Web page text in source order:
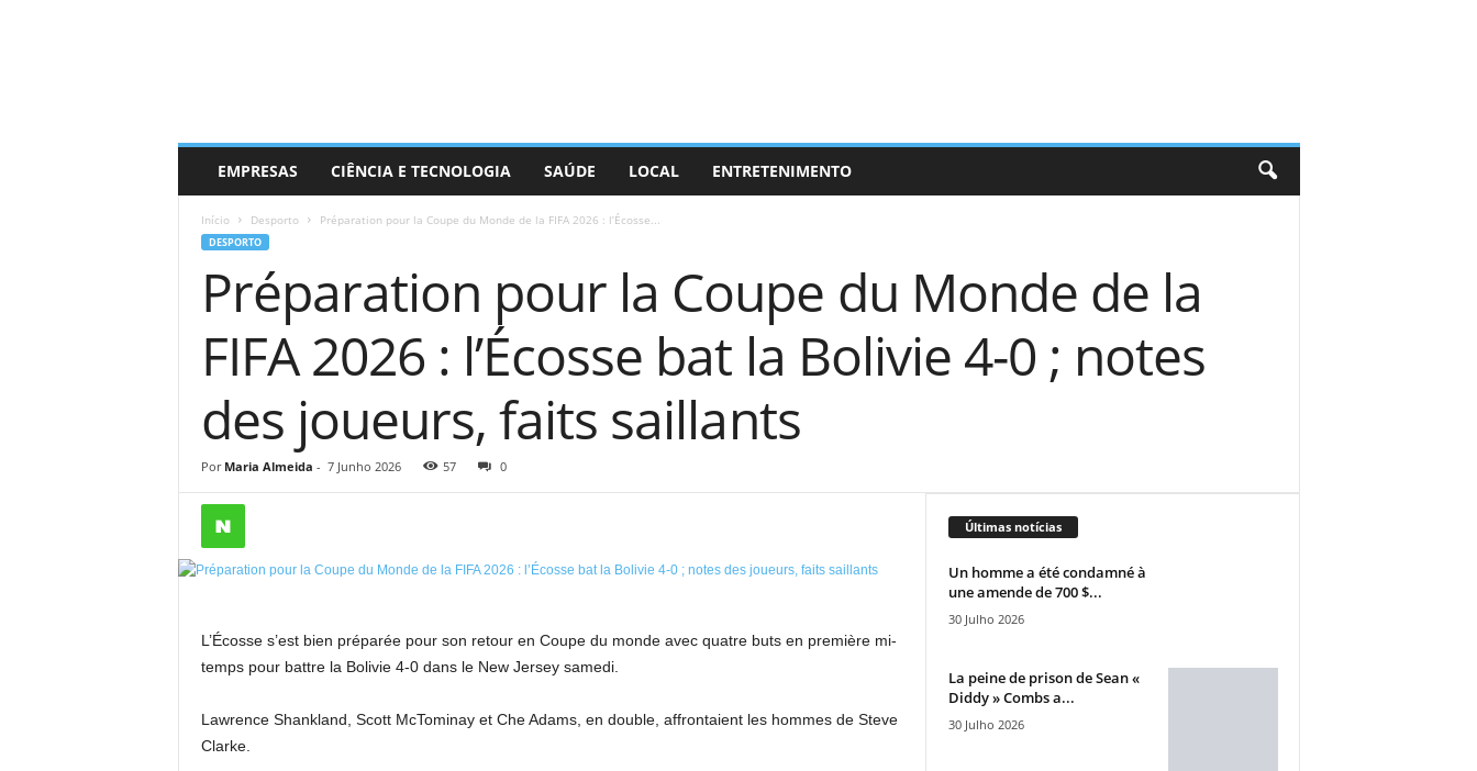
EMPRESAS CIÊNCIA E TECNOLOGIA SAÚDE LOCAL ENTRETENIMENTO
Início Desporto Préparation pour la Coupe du Monde de la FIFA 2026 : l’Écosse...
DESPORTO
Préparation pour la Coupe du Monde de la
FIFA 2026 : l’Écosse bat la Bolivie 4-0 ; notes
des joueurs, faits saillants
Por Maria Almeida - 7 Junho 2026 57 0
L’Écosse s’est bien préparée pour son retour en Coupe du monde avec quatre buts en première mi-
temps pour battre la Bolivie 4-0 dans le New Jersey samedi.
Lawrence Shankland, Scott McTominay et Che Adams, en double, affrontaient les hommes de Steve
Clarke.
Últimas notícias
Un homme a été condamné à
une amende de 700 $...
30 Julho 2026
La peine de prison de Sean «
Diddy » Combs a...
30 Julho 2026